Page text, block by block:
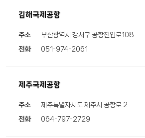
김해국제공항
주소 부산광역시 강서구 공항진입로108
전화 051-974-2061
제주국제공항
주소 제주특별자치도 제주시 공항로 2
전화 064-797-2729